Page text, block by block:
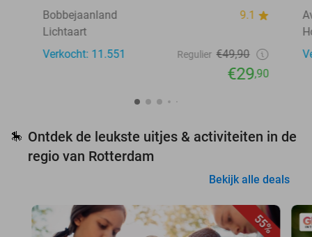
Bobbejaanland
9.1
Lichtaart
Verkocht: 11.551
Regulier €49,90
€29,90
🎠 Ontdek de leukste uitjes & activiteiten in de
regio van Rotterdam
Bekijk alle deals
55%